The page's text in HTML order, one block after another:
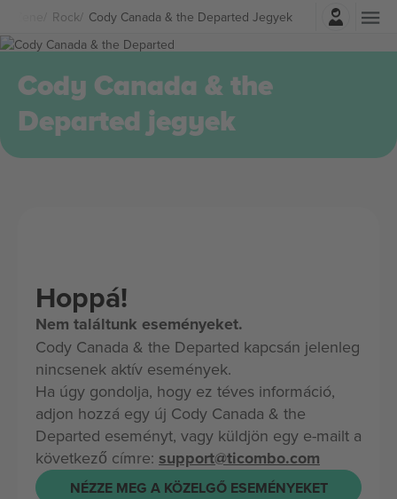
Rock Cody Canada & the Departed Jegyek
Belépés
Cody Canada & the
Departed jegyek
Hoppá!
Nem találtunk eseményeket.
Cody Canada & the Departed kapcsán jelenleg
nincsenek aktív események.
Ha úgy gondolja, hogy ez téves információ,
adjon hozzá egy új Cody Canada & the
Departed eseményt, vagy küldjön egy e-mailt a
következő címre: support@ticombo.com
NÉZZE MEG A KÖZELGŐ ESEMÉNYEKET